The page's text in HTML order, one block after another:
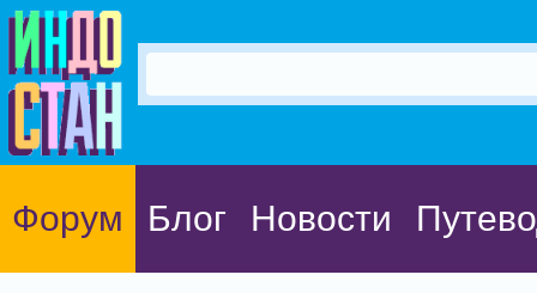
Форум Блог Новости